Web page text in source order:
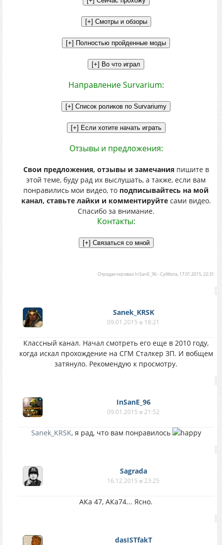
Направление Survarium:
Отзывы и предложения:
Свои предложения, отзывы и замечанияпишите в
этой теме, буду рад их выслушать, а также, если вам
понравились мои видео, то подписывайтесь на мой
канал, ставьте лайки и комментируйтесами видео.
Спасибо за внимание.
Контакты:
Отредактировал InSanE_96-Суббота, 17.01.2015, 22:31
Sanek_KRSK
09.01.2015 в 18:21
Классный канал. Начал смотреть его еще в 2010 году,
когда искал прохождение на СГМ Сталкер ЗП. И вобщем
затянуло. Рекомендую к просмотру.
InSanE_96
09.01.2015 в 21:52
Sanek_KRSK, я рад, что вам понравилось
Sagrada
16.12.2015 в 23:25
АКа 47, АКа74... Ясно.
dasISTfakT